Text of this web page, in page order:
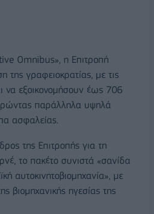
Omnibus», η Επιτροπή
της γραφειοκρατίας, με τις
να εξοικονομήσουν έως 706
παράλληλα υψηλά
ασφαλείας.
της Επιτροπής για τη
το πακέτο συνιστά «σανίδα
αυτοκινητοβιομηχανία», με
βιομηχανικής ηγεσίας της